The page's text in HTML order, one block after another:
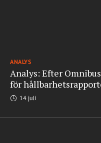
ANALYS
Analys: Efter
för
14 juli